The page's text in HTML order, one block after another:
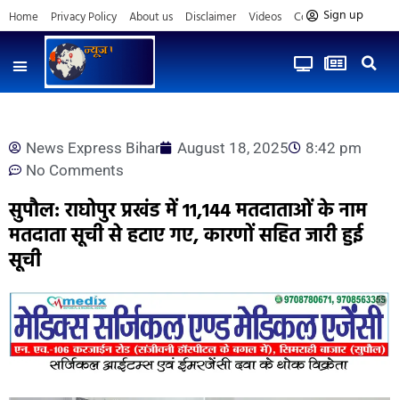
Home Privacy Policy About us Disclaimer Videos Contact us
Sign up
News Express Bihar August 18, 2025
8:42 pm
No Comments
सुपौल: राघोपुर प्रखंड में 11,144 मतदाताओं के नाम
मतदाता सूची से हटाए गए, कारणों सहित जारी हुई
सूची